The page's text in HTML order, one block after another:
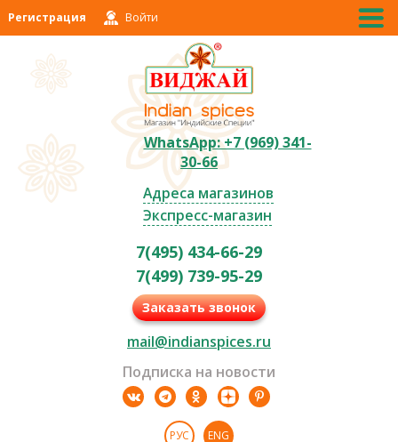
Регистрация Войти
WhatsApp: +7 (969) 341-
30-66
Адреса магазинов
Экспресс-магазин
7(495) 434-66-29
7(499) 739-95-29
Заказать звонок
mail@indianspices.ru
Подписка на новости
РУС ENG